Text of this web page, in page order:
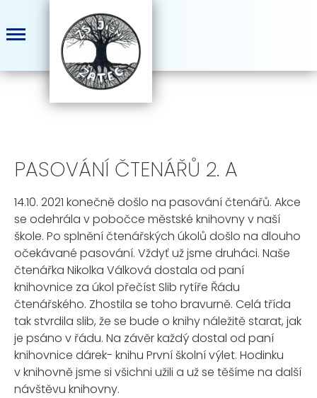
PASOVÁNÍ ČTENÁŘŮ 2. A
14.10. 2021 konečně došlo na pasování čtenářů. Akce
se odehrála v pobočce městské knihovny v naší
škole. Po splnění čtenářských úkolů došlo na dlouho
očekávané pasování. Vždyť už jsme druháci. Naše
čtenářka Nikolka Válková dostala od paní
knihovnice za úkol přečíst Slib rytíře Řádu
čtenářského. Zhostila se toho bravurně. Celá třída
tak stvrdila slib, že se bude o knihy náležitě starat, jak
je psáno v řádu. Na závěr každý dostal od paní
knihovnice dárek- knihu První školní výlet. Hodinku
v knihovně jsme si všichni užili a už se těšíme na další
návštěvu knihovny.